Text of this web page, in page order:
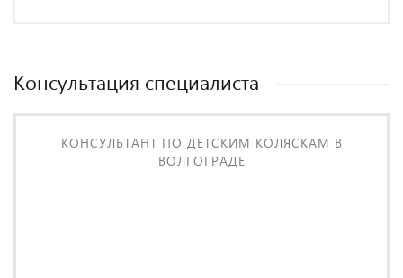
Консультация специалиста
КОНСУЛЬТАНТ ПО ДЕТСКИМ КОЛЯСКАМ В
ВОЛГОГРАДЕ